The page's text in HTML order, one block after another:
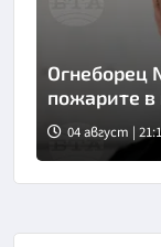
Огнеборец
пожарите
04 август |